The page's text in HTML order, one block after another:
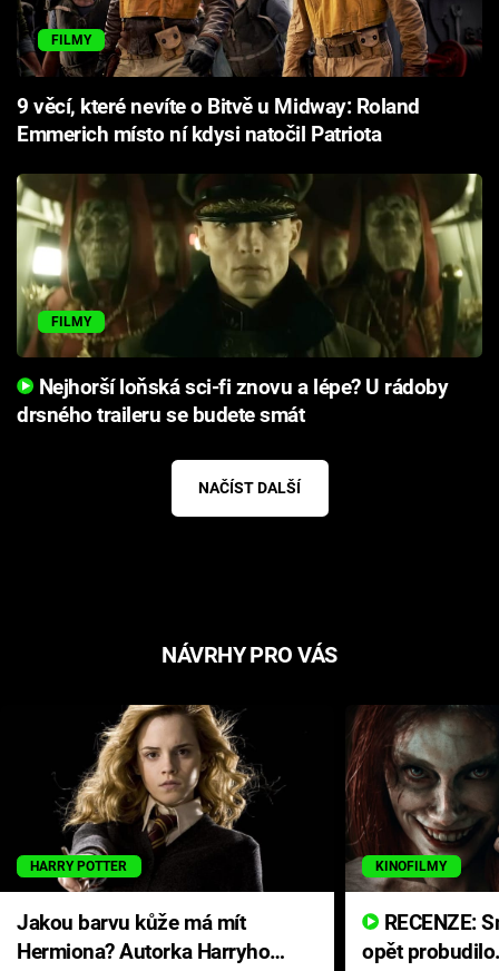
FILMY
9 věcí, které nevíte o Bitvě u Midway: Roland
Emmerich místo ní kdysi natočil Patriota
FILMY
Nejhorší loňská sci-fi znovu a lépe? U rádoby
drsného traileru se budete smát
NAČÍST DALŠÍ
NÁVRHY PRO VÁS
HARRY POTTER
Jakou barvu kůže má mít
Hermiona? Autorka Harryho
KINOFILMY
opět